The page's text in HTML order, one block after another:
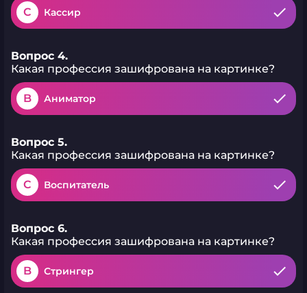
C Кассир
Вопрос 4.
Какая профессия зашифрована на картинке?
B Аниматор
Вопрос 5.
Какая профессия зашифрована на картинке?
C Воспитатель
Вопрос 6.
Какая профессия зашифрована на картинке?
B Стрингер